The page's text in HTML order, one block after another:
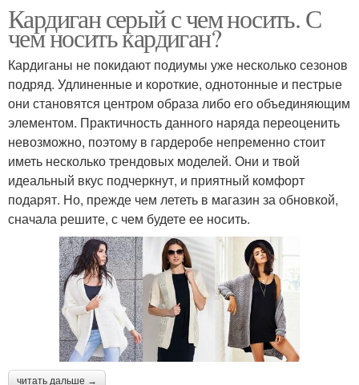
Кардиган серый с чем носить. С
чем носить кардиган?
Кардиганы не покидают подиумы уже несколько сезонов
подряд. Удлиненные и короткие, однотонные и пестрые
они становятся центром образа либо его объединяющим
элементом. Практичность данного наряда переоценить
невозможно, поэтому в гардеробе непременно стоит
иметь несколько трендовых моделей. Они и твой
идеальный вкус подчеркнут, и приятный комфорт
подарят. Но, прежде чем лететь в магазин за обновкой,
сначала решите, с чем будете ее носить.
читать дальше →